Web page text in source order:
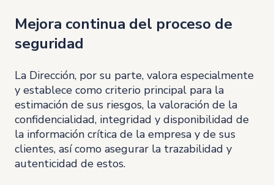
Mejora continua del proceso de
seguridad
La Dirección, por su parte, valora especialmente
y establece como criterio principal para la
estimación de sus riesgos, la valoración de la
confidencialidad, integridad y disponibilidad de
la información crítica de la empresa y de sus
clientes, así como asegurar la trazabilidad y
autenticidad de estos.